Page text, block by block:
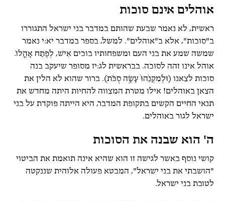
אוהלים אינם סוכות
ראשית, לא נאמר שבעת שהותם במדבר בני ישראל התגוררו
ב"סוכות", אלא ב"אוהלים". למשל, בספר במדבר יא:י נאמר
שמשה שמע את בני העם ומשפחותיו בוכים אִישׁ, לְפֶתַח אָהֳלוֹ.
אוהל אינו זהה לסוכה. בבראשית לג:יז מסופר שיעקב בנה
סוכות לצאנו (וּלְמִקְנֵ֙הוּ֙ עָשָׂ֣ה סֻכֹּ֔ת). ברור שהוא לא הלין את
הצאן באוהלים! אילו מטרת המצווה להחיות היתה מחדש את
תנאי החיים הקשים בתקופת המדבר, היא הייתה פוקדת על בני
ישראל לגור באוהלים.
ה' הוא שבנה את הסוכות
קושי נוסף באשר לגישה זו הוא שהיא אינה תואמת את הביטוי
"הושבתי את בני ישראל", המבטא פעולה אלוהית שננקטה
לטובת בני ישראל.